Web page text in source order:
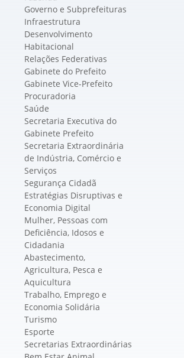
Governo e Subprefeituras
Infraestrutura
Desenvolvimento
Habitacional
Relações Federativas
Gabinete do Prefeito
Gabinete Vice-Prefeito
Procuradoria
Saúde
Secretaria Executiva do
Gabinete Prefeito
Secretaria Extraordinária
de Indústria, Comércio e
Serviços
Segurança Cidadã
Estratégias Disruptivas e
Economia Digital
Mulher, Pessoas com
Deficiência, Idosos e
Cidadania
Abastecimento,
Agricultura, Pesca e
Aquicultura
Trabalho, Emprego e
Economia Solidária
Turismo
Esporte
Secretarias Extraordinárias